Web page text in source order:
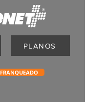
PLANOS